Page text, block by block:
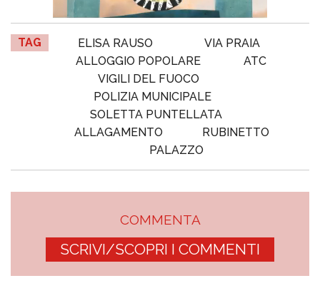
TAG ELISA RAUSO
VIA PRAIA
ALLOGGIO POPOLARE
ATC
VIGILI DEL FUOCO
POLIZIA MUNICIPALE
SOLETTA PUNTELLATA
ALLAGAMENTO
RUBINETTO
PALAZZO
COMMENTA
SCRIVI/SCOPRI I COMMENTI